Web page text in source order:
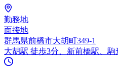
勤務地
面接地
群馬県前橋市大胡町349-1
大胡駅 徒歩3分、新前橋駅、駒